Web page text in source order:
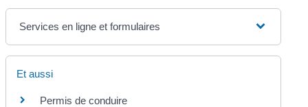
Services en ligne et formulaires
Et aussi
Permis de conduire